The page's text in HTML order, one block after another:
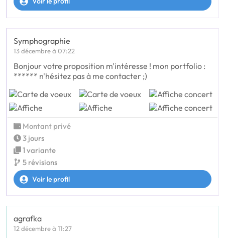
Symphographie
13 décembre à 07:22
Bonjour votre proposition m'intéresse ! mon portfolio :
****** n'hésitez pas à me contacter ;)
Montant privé
3 jours
1 variante
5 révisions
Voir le profil
agrafka
12 décembre à 11:27